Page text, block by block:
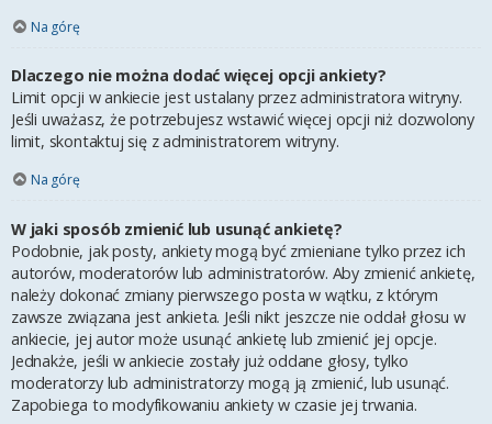
Na górę
Dlaczego nie można dodać więcej opcji ankiety?
Limit opcji w ankiecie jest ustalany przez administratora witryny.
Jeśli uważasz, że potrzebujesz wstawić więcej opcji niż dozwolony
limit, skontaktuj się z administratorem witryny.
Na górę
W jaki sposób zmienić lub usunąć ankietę?
Podobnie, jak posty, ankiety mogą być zmieniane tylko przez ich
autorów, moderatorów lub administratorów. Aby zmienić ankietę,
należy dokonać zmiany pierwszego posta w wątku, z którym
zawsze związana jest ankieta. Jeśli nikt jeszcze nie oddał głosu w
ankiecie, jej autor może usunąć ankietę lub zmienić jej opcje.
Jednakże, jeśli w ankiecie zostały już oddane głosy, tylko
moderatorzy lub administratorzy mogą ją zmienić, lub usunąć.
Zapobiega to modyfikowaniu ankiety w czasie jej trwania.